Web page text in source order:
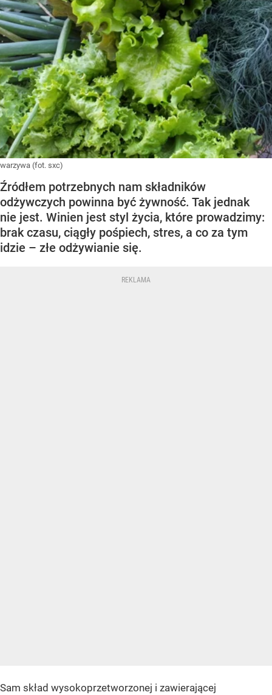
warzywa (fot. sxc)
Źródłem potrzebnych nam składników
odżywczych powinna być żywność. Tak jednak
nie jest. Winien jest styl życia, które prowadzimy:
brak czasu, ciągły pośpiech, stres, a co za tym
idzie – złe odżywianie się.
Sam skład wysokoprzetworzonej i zawierającej